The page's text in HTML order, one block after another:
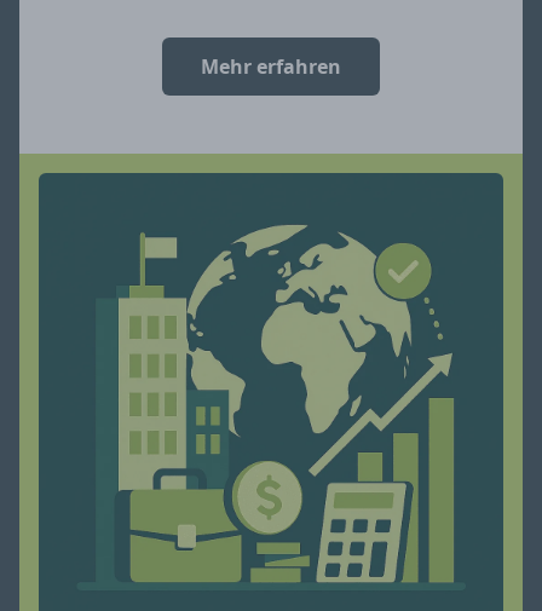
Mehr erfahren